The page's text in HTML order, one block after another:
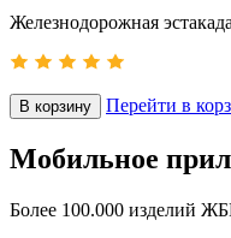
Железнодорожная
В корзину Перейти в
Мобильное
Более 100.000 изделий